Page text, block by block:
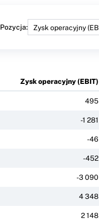
Pozycja:
Zysk operacyjny (EBIT)
495
-1 281
-46
-452
-3 090
4 348
2 148